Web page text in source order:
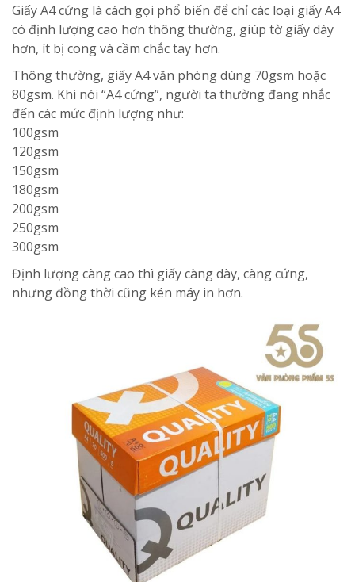
Giấy A4 cứng là cách gọi phổ biến để chỉ các loại giấy A4
có định lượng cao hơn thông thường, giúp tờ giấy dày
hơn, ít bị cong và cầm chắc tay hơn.
Thông thường, giấy A4 văn phòng dùng 70gsm hoặc
80gsm. Khi nói “A4 cứng”, người ta thường đang nhắc
đến các mức định lượng như:
100gsm
120gsm
150gsm
180gsm
200gsm
250gsm
300gsm
Định lượng càng cao thì giấy càng dày, càng cứng,
nhưng đồng thời cũng kén máy in hơn.